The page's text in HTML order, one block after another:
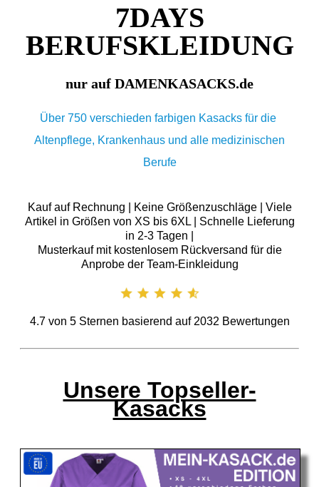
7DAYS
BERUFSKLEIDUNG
nur auf DAMENKASACKS.de
Über 750 verschieden farbigen Kasacks für die
Altenpflege, Krankenhaus und alle medizinischen
Berufe
Kauf auf Rechnung | Keine Größenzuschläge | Viele
Artikel in Größen von XS bis 6XL | Schnelle Lieferung
in 2-3 Tagen |
Musterkauf mit kostenlosem Rückversand für die
Anprobe der Team-Einkleidung
4.7von 5Sternen basierend auf 2032 Bewertungen
Unsere Topseller-
Kasacks